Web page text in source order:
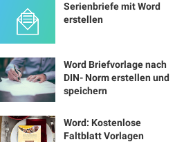
Serienbriefe mit Word
erstellen
Word Briefvorlage nach
DIN- Norm erstellen und
speichern
Word: Kostenlose
Faltblatt Vorlagen